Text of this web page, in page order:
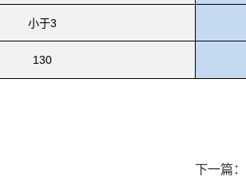
小于3
130
下一篇：